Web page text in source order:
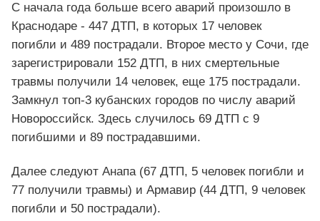
С начала года больше всего аварий произошло в
Краснодаре - 447 ДТП, в которых 17 человек
погибли и 489 пострадали. Второе место у Сочи, где
зарегистрировали 152 ДТП, в них смертельные
травмы получили 14 человек, еще 175 пострадали.
Замкнул топ-3 кубанских городов по числу аварий
Новороссийск. Здесь случилось 69 ДТП с 9
погибшими и 89 пострадавшими.
Далее следуют Анапа (67 ДТП, 5 человек погибли и
77 получили травмы) и Армавир (44 ДТП, 9 человек
погибли и 50 пострадали).